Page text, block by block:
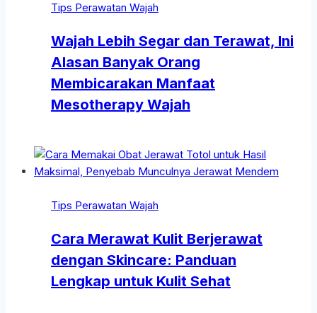
Tips Perawatan Wajah
Wajah Lebih Segar dan Terawat, Ini
Alasan Banyak Orang
Membicarakan Manfaat
Mesotherapy Wajah
Tips Perawatan Wajah
Cara Merawat Kulit Berjerawat
dengan Skincare: Panduan
Lengkap untuk Kulit Sehat